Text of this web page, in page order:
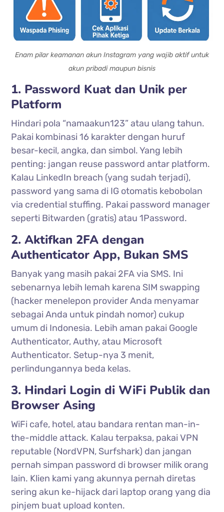
Enam pilar keamanan akun Instagram yang wajib aktif untuk
akun pribadi maupun bisnis
1. Password Kuat dan Unik per
Platform
Hindari pola “namaakun123” atau ulang tahun.
Pakai kombinasi 16 karakter dengan huruf
besar-kecil, angka, dan simbol. Yang lebih
penting: jangan reuse password antar platform.
Kalau LinkedIn breach (yang sudah terjadi),
password yang sama di IG otomatis kebobolan
via credential stuffing. Pakai password manager
seperti Bitwarden (gratis) atau 1Password.
2. Aktifkan 2FA dengan
Authenticator App, Bukan SMS
Banyak yang masih pakai 2FA via SMS. Ini
sebenarnya lebih lemah karena SIM swapping
(hacker menelepon provider Anda menyamar
sebagai Anda untuk pindah nomor) cukup
umum di Indonesia. Lebih aman pakai Google
Authenticator, Authy, atau Microsoft
Authenticator. Setup-nya 3 menit,
perlindungannya beda kelas.
3. Hindari Login di WiFi Publik dan
Browser Asing
WiFi cafe, hotel, atau bandara rentan man-in-
the-middle attack. Kalau terpaksa, pakai VPN
reputable (NordVPN, Surfshark) dan jangan
pernah simpan password di browser milik orang
lain. Klien kami yang akunnya pernah diretas
sering akun ke-hijack dari laptop orang yang dia
pinjem buat upload konten.